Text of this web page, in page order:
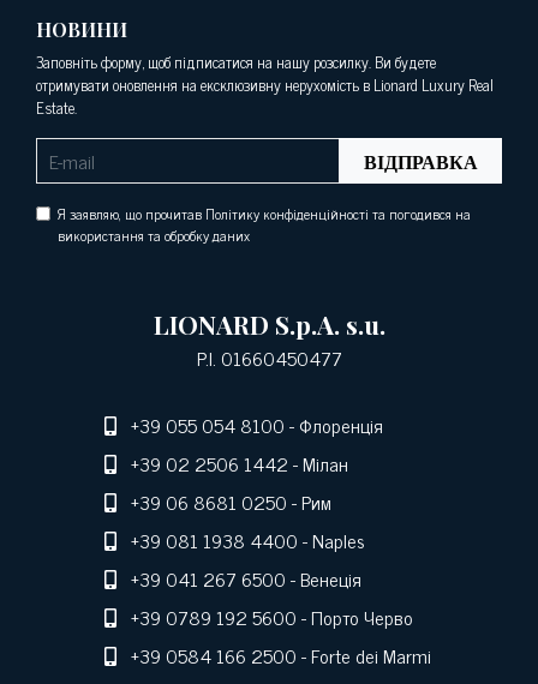
НОВИНИ
Заповніть форму, щоб підписатися на нашу розсилку. Ви будете
отримувати оновлення на ексклюзивну нерухомість в Lionard Luxury Real
Estate.
ВІДПРАВКА
Я заявляю, що прочитав Політику конфіденційності та погодився на
використання та обробку даних
LIONARD S.p.A. s.u.
P.I. 01660450477
+39 055 054 8100- Флоренція
+39 02 2506 1442- Мілан
+39 06 8681 0250- Рим
+39 081 1938 4400- Naples
+39 041 267 6500- Венеція
+39 0789 192 5600- Порто Черво
+39 0584 166 2500- Forte dei Marmi